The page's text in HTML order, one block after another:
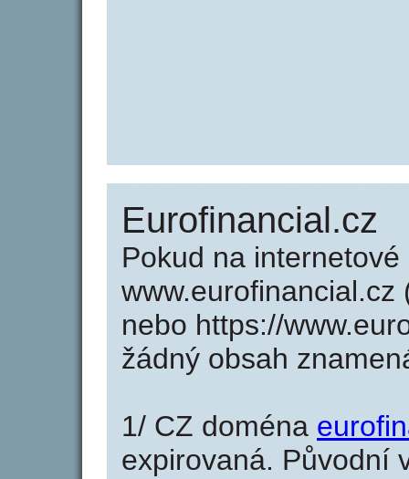
Eurofinancial.cz
Pokud na internetové
www.eurofinancial.cz
nebo https://
žádný obsah
1/ CZ doména
expirovaná. Původní